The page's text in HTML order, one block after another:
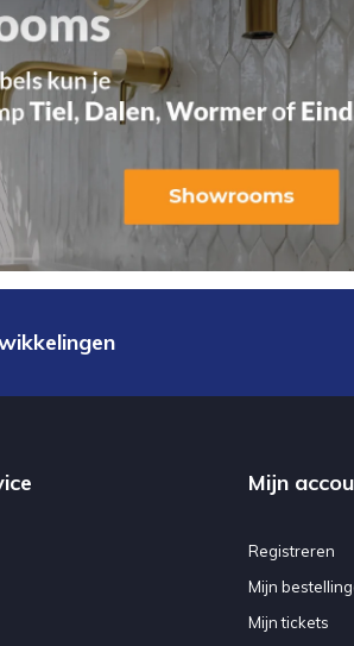
Mijn
Registreren
Mijn
Mijn tickets